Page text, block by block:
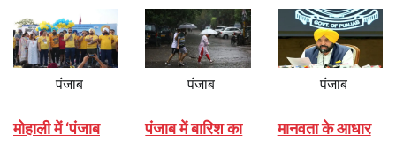
पंजाब
मोहाली में ‘पंजाब
पंजाब
पंजाब में बारिश का
पंजाब
मानवता के आधार